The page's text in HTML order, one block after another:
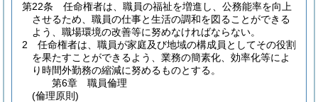
第22条
任命権者は、職員の福祉を増進し、公務能率を向上
させるため、職員の仕事と生活の調和を図ることができる
よう、職場環境の改善等に努めなければならない。
2
任命権者は、職員が家庭及び地域の構成員としてその役割
を果たすことができるよう、業務の簡素化、効率化等によ
り時間外勤務の縮減に努めるものとする。
第6章
職員倫理
(倫理原則)